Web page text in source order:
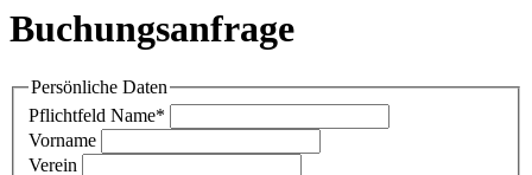
Buchungsanfrage
Persönliche Daten
Pflichtfeld Name*
Vorname
Verein